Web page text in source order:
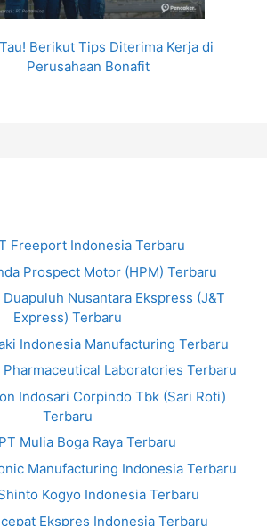
Berikut Tips Diterima Kerja di
Perusahaan Bonafit
Freeport Indonesia Terbaru
Prospect Motor (HPM) Terbaru
Nusantara Ekspress (J&T
Express) Terbaru
Indonesia Manufacturing Terbaru
Laboratories Terbaru
Indosari Corpindo Tbk (Sari Roti)
Terbaru
Mulia Boga Raya Terbaru
Manufacturing Indonesia Terbaru
Kogyo Indonesia Terbaru
Ekspres Indonesia Terbaru